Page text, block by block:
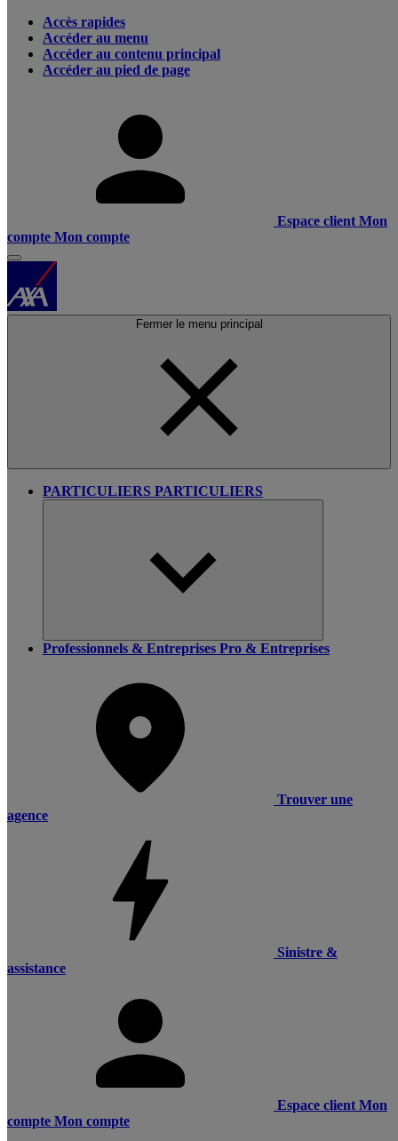
Accès rapides
Accéder au menu
Accéder au contenu principal
Accéder au pied de page
Espace client Mon
compte Mon compte
Fermer le menu principal
PARTICULIERS PARTICULIERS
Professionnels & Entreprises Pro & Entreprises
Trouver une
agence
Sinistre &
assistance
Espace client Mon
compte Mon compte